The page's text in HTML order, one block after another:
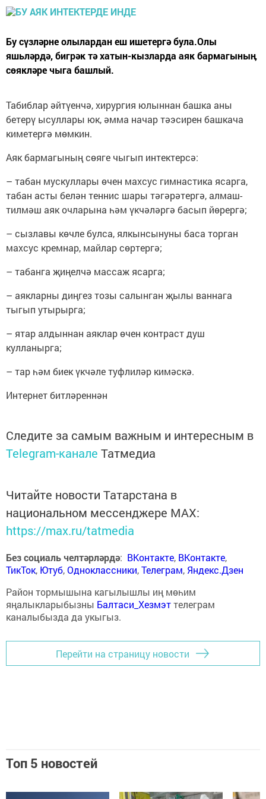
Бу сүзләрне олылардан еш ишетергә була.Олы
яшьләрдә, бигрәк тә хатын-кызларда аяк бармагыныӊ
сөякләре чыга башлый.
Табиблар әйтүенчә, хирургия юлыннан башка аны
бетерү ысуллары юк, әмма начар тәэсирен башкача
киметергә мөмкин.
Аяк бармагының сөяге чыгып интектерсә:
– табан мускуллары өчен махсус гимнастика ясарга,
табан асты белән теннис шары тәгәрәтергә, алмаш-
тилмәш аяк очларына һәм үкчәләргә басып йөрергә;
– сызлавы көчле булса, ялкынсынуны баса торган
махсус кремнар, майлар сөртергә;
– табанга җиңелчә массаж ясарга;
– аякларны диңгез тозы салынган җылы ваннага
тыгып утырырга;
– ятар алдыннан аяклар өчен контраст душ
кулланырга;
– тар һәм биек үкчәле туфлиләр кимәскә.
Интернет битләреннән
Следите за самым важным и интересным в
Telegram-канале Татмедиа
Читайте новости Татарстана в
национальном мессенджере MАХ:
https://max.ru/tatmedia
Без социаль челтәрләрдә: ВКонтакте, ВКонтакте,
ТикТок, Ютуб,Одноклассники,Телеграм, Яндекс.Дзен
Район тормышына кагылышлы иң мөһим
яңалыкларыбызны Балтаси_Хезмэттелеграм
каналыбызда да укыгыз.
Перейти на страницу новости
Топ 5 новостей